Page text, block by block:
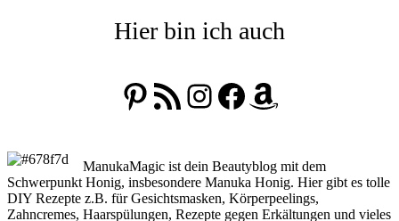
Hier bin ich auch
Pinterest
RSS-FeedInstagram
Facebook
Amazon
ManukaMagic ist dein Beautyblog mit dem
Schwerpunkt Honig, insbesondere Manuka Honig. Hier gibt es tolle
DIY Rezepte z.B. für Gesichtsmasken, Körperpeelings,
Zahncremes, Haarspülungen, Rezepte gegen Erkältungen und vieles